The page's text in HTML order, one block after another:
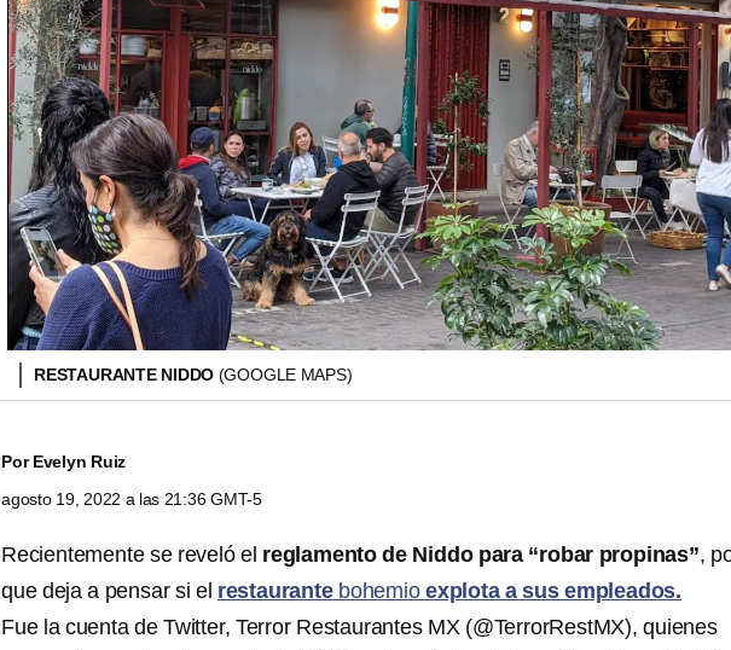
RESTAURANTE NIDDO (GOOGLE MAPS)
PorEvelyn Ruiz
agosto 19, 2022 a las 21:36 GMT-5
Recientemente se reveló el reglamento de Niddo para “robar propinas”,
que deja a pensar si el restaurantebohemioexplota a sus empleados.
Fue la cuenta de Twitter, Terror Restaurantes MX (@TerrorRestMX), quienes